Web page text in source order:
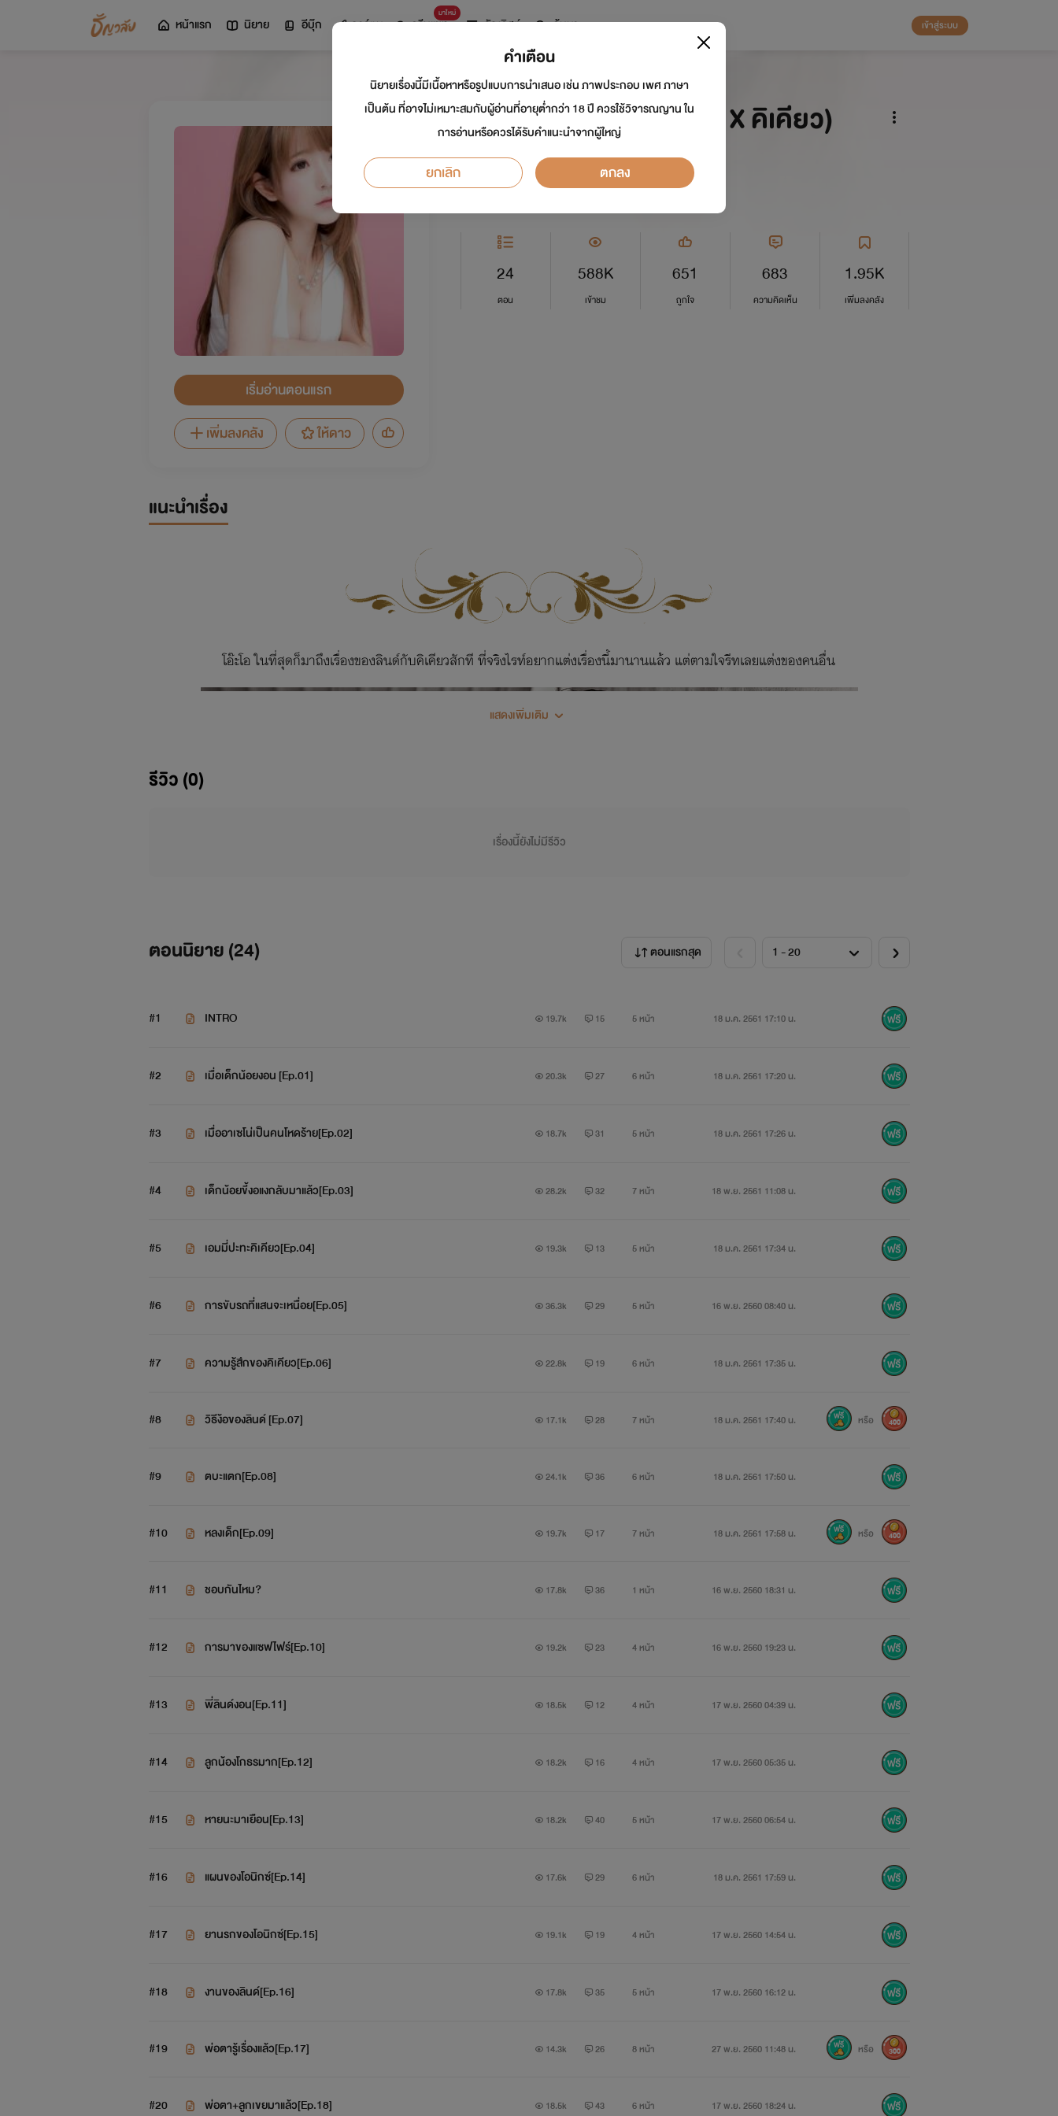
หน้าแรก นิยาย อีบุ๊ก การ์ตูน
มาใหม่
ดรีมแชท ธัญลิสต์ ค้นหา เข้าสู่ระบบ
เริ่มอ่านตอนแรก
เพิ่มลงคลัง
ให้ดาว
สัญญาต้องห้าม (ลินด์ X คิเคียว)
นักเขียน:T'Fueng
อีโรติก
24
ตอน
588K
เข้าชม
651
ถูกใจ
683
ความคิดเห็น
1.95K
เพิ่มลงคลัง
แนะนำเรื่อง
โอ๊ะโอ ในที่สุดก็มาถึงเรื่องของลินด์กับคิเคียวสักที ที่จริงไรท์อยากแต่งเรื่องนี้มานานแล้ว แต่ตามใจรีทเลยแต่งของคนอื่น
ลินด์ หนุ่มวัย 43 ปี ที่ยังครองโสดมาตลอดเพราะการงานที่เป็นลูกน้องคนสนิทของซิลเวอร์ เจ้านายที่เราจงรักภักดี เจ้าตัวก็เลยไม่ได้เป็นฝั่งเป็นฝาสัก
แสดงเพิ่มเติม
รีวิว (0)
เรื่องนี้ยังไม่มีรีวิว
ตอนนิยาย (24) ตอนแรกสุด
#1 INTRO 19.7k 15 5 หน้า 18 ม.ค. 2561 17:10 น.
#2 เมื่อเด็กน้อยงอน [Ep.01] 20.3k 27 6 หน้า 18 ม.ค. 2561 17:20 น.
#3 เมื่ออาเซโน่เป็นคนโหดร้าย[Ep.02] 18.7k 31 5 หน้า 18 ม.ค. 2561 17:26 น.
#4 เด็กน้อยขี้งอแงกลับมาแล้ว[Ep.03] 28.2k 32 7 หน้า 18 พ.ย. 2561 11:08 น.
#5 เอมมี่ปะทะคิเคียว[Ep.04] 19.3k 13 5 หน้า 18 ม.ค. 2561 17:34 น.
#6 การขับรถที่แสนจะเหนื่อย[Ep.05] 36.3k 29 5 หน้า 16 พ.ย. 2560 08:40 น.
#7 ความรู้สึกของคิเคียว[Ep.06] 22.8k 19 6 หน้า 18 ม.ค. 2561 17:35 น.
#8 วิธีง้อของลินด์ [Ep.07] 17.1k 28 7 หน้า 18 ม.ค. 2561 17:40 น. หรือ 400
#9 ตบะแตก[Ep.08] 24.1k 36 6 หน้า 18 ม.ค. 2561 17:50 น.
#10 หลงเด็ก[Ep.09] 19.7k 17 7 หน้า 18 ม.ค. 2561 17:58 น. หรือ 400
#11 ชอบกันไหม? 17.8k 36 1 หน้า 16 พ.ย. 2560 18:31 น.
#12 การมาของแซฟไฟร์[Ep.10] 19.2k 23 4 หน้า 16 พ.ย. 2560 19:23 น.
#13 พี่ลินด์งอน[Ep.11] 18.5k 12 4 หน้า 17 พ.ย. 2560 04:39 น.
#14 ลูกน้องโกธรมาก[Ep.12] 18.2k 16 4 หน้า 17 พ.ย. 2560 05:35 น.
#15 หายนะมาเยือน[Ep.13] 18.2k 40 5 หน้า 17 พ.ย. 2560 06:54 น.
#16 แผนของโอนิกซ์[Ep.14] 17.6k 29 6 หน้า 18 ม.ค. 2561 17:59 น.
#17 ยานรกของโอนิกซ์[Ep.15] 19.1k 19 4 หน้า 17 พ.ย. 2560 14:54 น.
#18 งานของลินด์[Ep.16] 17.8k 35 5 หน้า 17 พ.ย. 2560 16:12 น.
#19 พ่อตารู้เรื่องแล้ว[Ep.17] 14.3k 26 8 หน้า 27 พ.ย. 2560 11:48 น. หรือ 300
#20 พ่อตา+ลูกเขยมาแล้ว[Ep.18] 18.5k 43 6 หน้า 17 พ.ย. 2560 18:24 น.
คำเตือน
นิยายเรื่องนี้มีเนื้อหาหรือรูปแบบการนำเสนอ เช่น ภาพประกอบ เพศ ภาษา
เป็นต้น ที่อาจไม่เหมาะสมกับผู้อ่านที่อายุต่ำกว่า 18 ปี ควรใช้วิจารณญาน ใน
การอ่านหรือควรได้รับคำแนะนำจากผู้ใหญ่
ยกเลิก ตกลง